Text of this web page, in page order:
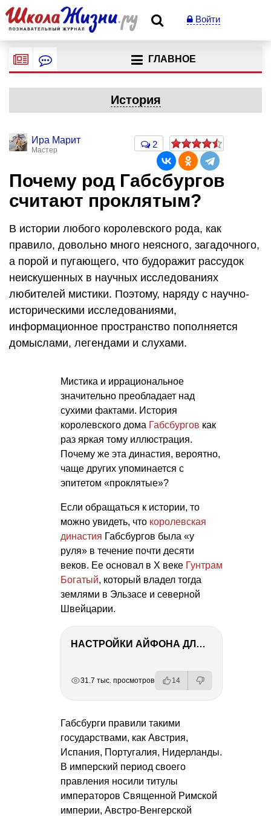
Войти
ГЛАВНОЕ
История
Ира Марит
Мастер
2
Почему род Габсбургов
считают проклятым?
В истории любого королевского рода, как
правило, довольно много неясного, загадочного,
а порой и пугающего, что будоражит рассудок
неискушенных в научных исследованиях
любителей мистики. Поэтому, наряду с научно-
историческими исследованиями,
информационное пространство пополняется
домыслами, легендами и слухами.
Мистика и иррациональное
значительно преобладает над
сухими фактами. История
королевского дома Габсбургов как
раз яркая тому иллюстрация.
Почему же эта династия, вероятно,
чаще других упоминается с
эпитетом «проклятые»?
Если обращаться к истории, то
можно увидеть, что королевская
династия Габсбургов была «у
руля» в течение почти десяти
веков. Ее основал в Х веке Гунтрам
Богатый, который владел тогда
землями в Эльзасе и северной
Швейцарии.
НАСТРОЙКИ АЙФОНА ДЛЯ ФОТО И ВИДЕО
31.7 тыс. просмотров 14
Габсбурги правили такими
государствами, как Австрия,
Испания, Португалия, Нидерланды.
В имперский период своего
правления носили титулы
императоров Священной Римской
империи, Австро-Венгерской